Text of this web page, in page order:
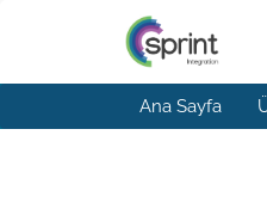
Ana Sayfa